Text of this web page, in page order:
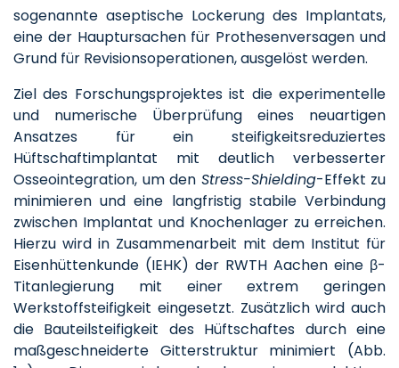
sogenannte aseptische Lockerung des Implantats,
eine der Hauptursachen für Prothesenversagen und
Grund für Revisionsoperationen, ausgelöst werden.
Ziel des Forschungsprojektes ist die experimentelle
und numerische Überprüfung eines neuartigen
Ansatzes für ein steifigkeitsreduziertes
Hüftschaftimplantat mit deutlich verbesserter
Osseointegration, um den Stress-Shielding-Effekt zu
minimieren und eine langfristig stabile Verbindung
zwischen Implantat und Knochenlager zu erreichen.
Hierzu wird in Zusammenarbeit mit dem Institut für
Eisenhüttenkunde (IEHK) der RWTH Aachen eine β-
Titanlegierung mit einer extrem geringen
Werkstoffsteifigkeit eingesetzt. Zusätzlich wird auch
die Bauteilsteifigkeit des Hüftschaftes durch eine
maßgeschneiderte Gitterstruktur minimiert (Abb.